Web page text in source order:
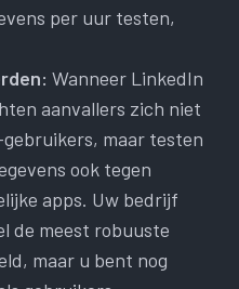
per uur testen,
Wanneer LinkedIn
aanvallers zich niet
maar testen
ook tegen
apps. Uw bedrijf
de meest robuuste
maar u bent nog